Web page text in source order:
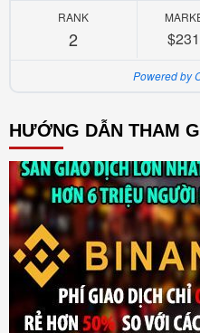
RANK
2
Powered by
HƯỚNG DẪN THAM